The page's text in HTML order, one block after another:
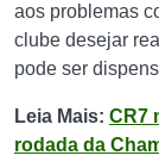
aos problemas
clube desejar
pode ser
Leia Mais: CR7
rodada da